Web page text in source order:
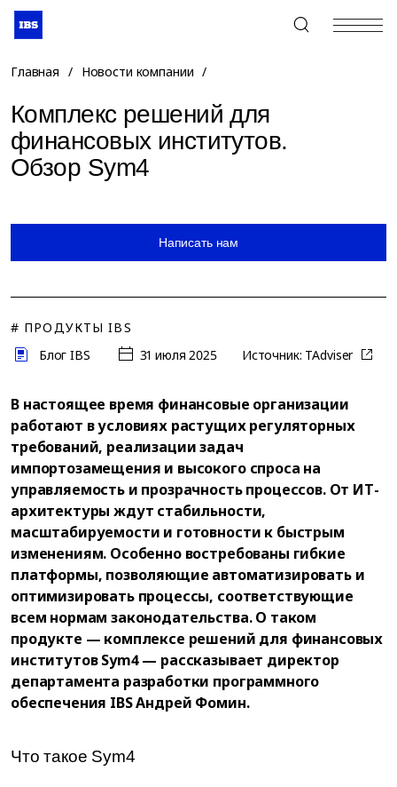
+7 (495) 967-80-80
Главная / Новости компании /
Комплекс решений для
финансовых институтов.
Обзор Sym4
Написать нам
# ПРОДУКТЫ IBS
Блог IBS
31 июля 2025 Источник: TAdviser
В настоящее время финансовые организации
работают в условиях растущих регуляторных
требований, реализации задач
импортозамещения и высокого спроса на
управляемость и прозрачность процессов. От ИТ-
архитектуры ждут стабильности,
масштабируемости и готовности к быстрым
изменениям. Особенно востребованы гибкие
платформы, позволяющие автоматизировать и
оптимизировать процессы, соответствующие
всем нормам законодательства. О таком
продукте — комплексе решений для финансовых
институтов Sym4 — рассказывает директор
департамента разработки программного
обеспечения IBS Андрей Фомин.
Что такое Sym4